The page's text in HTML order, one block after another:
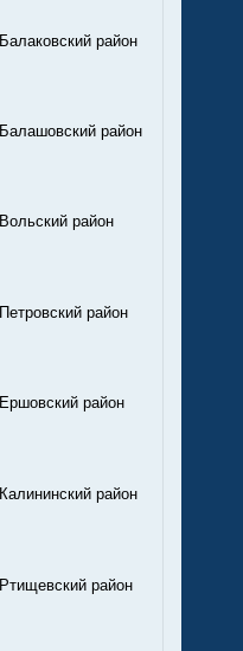
Балаковский район
Балашовский район
Вольский район
Петровский район
Ершовский район
Калининский район
Ртищевский район